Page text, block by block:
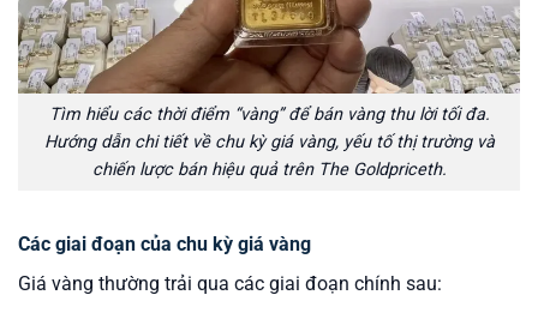
Tìm hiểu các thời điểm “vàng” để bán vàng thu lời tối đa.
Hướng dẫn chi tiết về chu kỳ giá vàng, yếu tố thị trường và
chiến lược bán hiệu quả trên The Goldpriceth.
Các giai đoạn của chu kỳ giá vàng
Giá vàng thường trải qua các giai đoạn chính sau: